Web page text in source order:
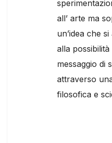
all’ arte ma
un’idea che
alla
messaggio di
attraverso
filosofica e